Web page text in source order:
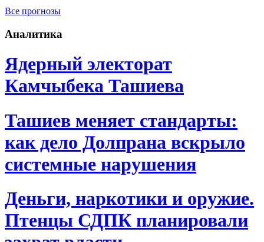
Все прогнозы
Аналитика
Ядерный электорат
Камчыбека Ташиева
Ташиев меняет стандарты:
как дело Долпрана вскрыло
системные нарушения
Деньги, наркотики и оружие.
Птенцы СДПК планировали